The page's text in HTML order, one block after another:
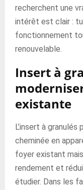
recherchent une
intérêt est clair :
fonctionnement
renouvelable.
Insert à
existante
L’insert à
cheminée en
foyer existant
rendement et
étudier. Dans les